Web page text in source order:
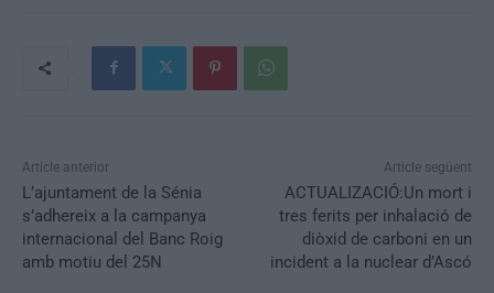
Article anterior
L’ajuntament de la Sénia
s’adhereix a la campanya
internacional del Banc Roig
amb motiu del 25N
Article següent
ACTUALIZACIÓ:Un mort i
tres ferits per inhalació de
diòxid de carboni en un
incident a la nuclear d’Ascó